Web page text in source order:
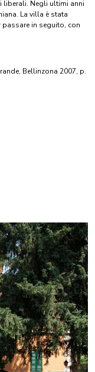
liberali. Negli ultimi anni
La villa è stata
in seguito, con
Bellinzona 2007, p.